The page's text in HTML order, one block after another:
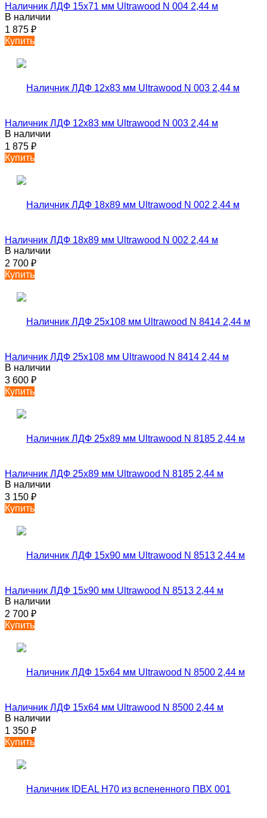
Наличник ЛДФ 15х71 мм Ultrawood N 004 2,44 м
В наличии
1 875 ₽
Купить
Наличник ЛДФ 12х83 мм Ultrawood N 003 2,44 м
В наличии
1 875 ₽
Купить
Наличник ЛДФ 18х89 мм Ultrawood N 002 2,44 м
В наличии
2 700 ₽
Купить
Наличник ЛДФ 25х108 мм Ultrawood N 8414 2,44 м
В наличии
3 600 ₽
Купить
Наличник ЛДФ 25х89 мм Ultrawood N 8185 2,44 м
В наличии
3 150 ₽
Купить
Наличник ЛДФ 15х90 мм Ultrawood N 8513 2,44 м
В наличии
2 700 ₽
Купить
Наличник ЛДФ 15х64 мм Ultrawood N 8500 2,44 м
В наличии
1 350 ₽
Купить